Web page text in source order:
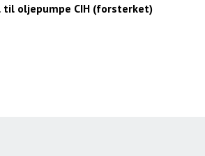
oljepumpe CIH (forsterket)